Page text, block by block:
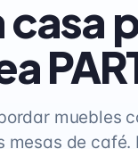
muebles
de café.